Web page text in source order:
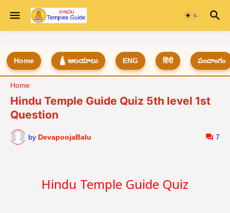
Home 🛕 ఆలయాలు ENG हिंदी పంచాంగం
Home
Hindu Temple Guide Quiz 5th level 1st
Question
by DevapoojaBalu 7
Hindu Temple Guide Quiz